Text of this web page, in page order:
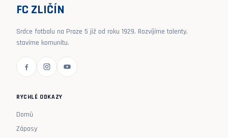
FC ZLIČÍN
Srdce fotbalu na Praze 5 již od roku 1929. Rozvíjíme talenty,
stavíme komunitu.
RYCHLÉ ODKAZY
Domů
Zápasy